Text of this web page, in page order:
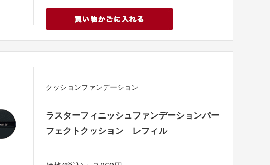
クッションファンデーション
ラスターフィニッシュファンデーションパー
フェクトクッション レフィル